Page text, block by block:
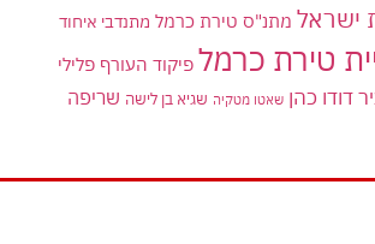
ישראל מתנ"ס טירת כרמל מתנדבי איחוד
טירת כרמל פיקוד העורף פלילי
דודו כהן שאטו מטקיה שגיא בן לישה שריפה